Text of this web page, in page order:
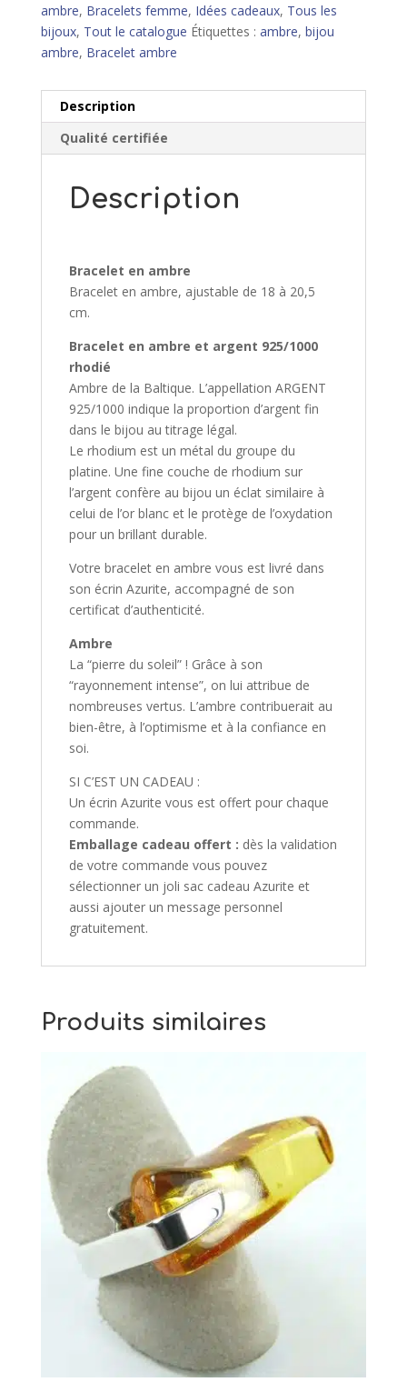
ambre, Bracelets femme, Idées cadeaux, Tous les
bijoux, Tout le catalogue Étiquettes : ambre, bijou
ambre, Bracelet ambre
Description
Qualité certifiée
Description
Bracelet en ambre
Bracelet en ambre, ajustable de 18 à 20,5
cm.
Bracelet en ambre et argent 925/1000
rhodié
Ambre de la Baltique. L’appellation ARGENT
925/1000 indique la proportion d’argent fin
dans le bijou au titrage légal.
Le rhodium est un métal du groupe du
platine. Une fine couche de rhodium sur
l’argent confère au bijou un éclat similaire à
celui de l’or blanc et le protège de l’oxydation
pour un brillant durable.
Votre bracelet en ambre vous est livré dans
son écrin Azurite, accompagné de son
certificat d’authenticité.
Ambre
La “pierre du soleil” ! Grâce à son
“rayonnement intense”, on lui attribue de
nombreuses vertus. L’ambre contribuerait au
bien-être, à l’optimisme et à la confiance en
soi.
SI C’EST UN CADEAU :
Un écrin Azurite vous est offert pour chaque
commande.
Emballage cadeau offert : dès la validation
de votre commande vous pouvez
sélectionner un joli sac cadeau Azurite et
aussi ajouter un message personnel
gratuitement.
Produits similaires